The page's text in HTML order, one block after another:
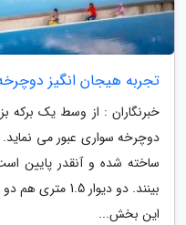
تجربه هیجان انگیز
خبرنگاران : از وسط یک برکه
ساخته شده و آنقدر پایین
بینند. دو
این بخش...